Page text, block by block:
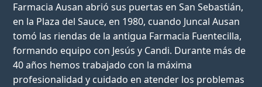
Farmacia Ausan abrió sus puertas en San Sebastián,
en la Plaza del Sauce, en 1980, cuando Juncal Ausan
tomó las riendas de la antigua Farmacia Fuentecilla,
formando equipo con Jesús y Candi. Durante más de
40 años hemos trabajado con la máxima
profesionalidad y cuidado en atender los problemas